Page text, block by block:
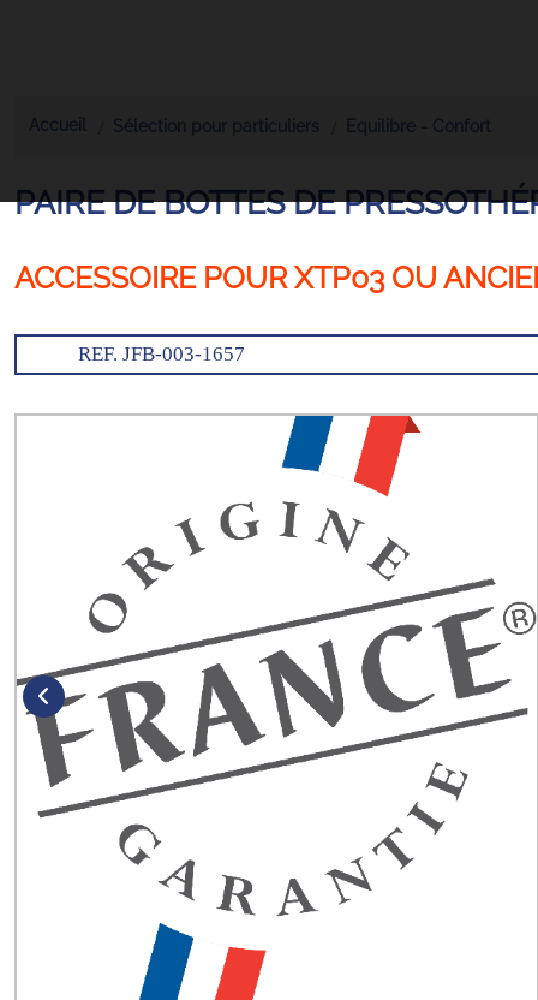
Accueil Sélection pour particuliers Equilibre - Confort
PAIRE DE BOTTES DE
ACCESSOIRE POUR XTP03 OU
REF. JFB-003-1657